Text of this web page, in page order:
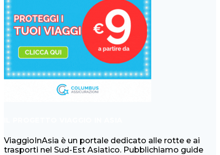
ViaggioInAsia è un portale dedicato alle rotte e ai
trasporti nel Sud-Est Asiatico. Pubblichiamo guide